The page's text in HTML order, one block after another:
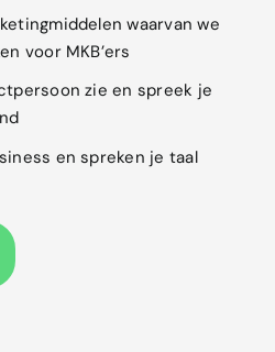
waarvan we
voor MKB’ers
zie en spreek je
en spreken je taal